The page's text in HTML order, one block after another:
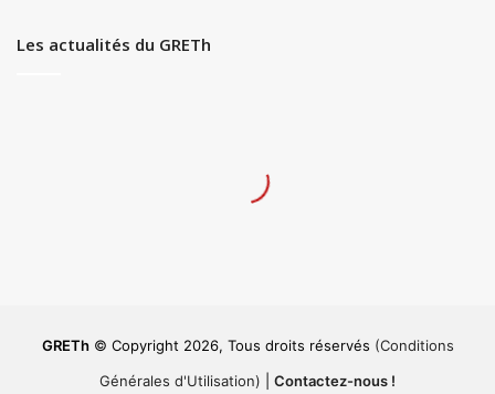
Les actualités du GRETh
GRETh© Copyright 2026, Tous droits réservés (Conditions
Générales d'Utilisation)
Contactez-nous !